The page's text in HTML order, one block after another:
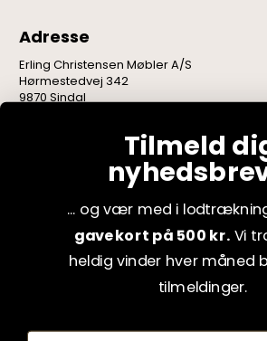
Adresse
Erling Christensen Møbler A/S
Hørmestedvej 342
9870 Sindal
Tilmeld
... og vær med i
gavekort på 500 kr. Vi
heldig vinder hver måned
tilmeldinger.
Fornavn